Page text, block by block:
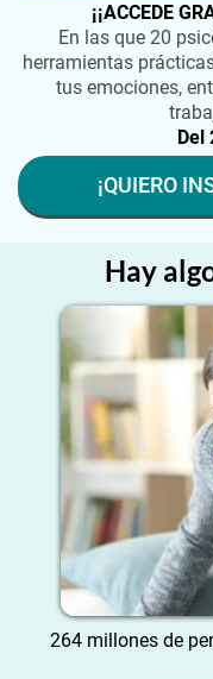
¡¡ACCEDE
En las que 20
herramientas
tus emociones,
Del
¡QUIERO
Hay
264 millones de